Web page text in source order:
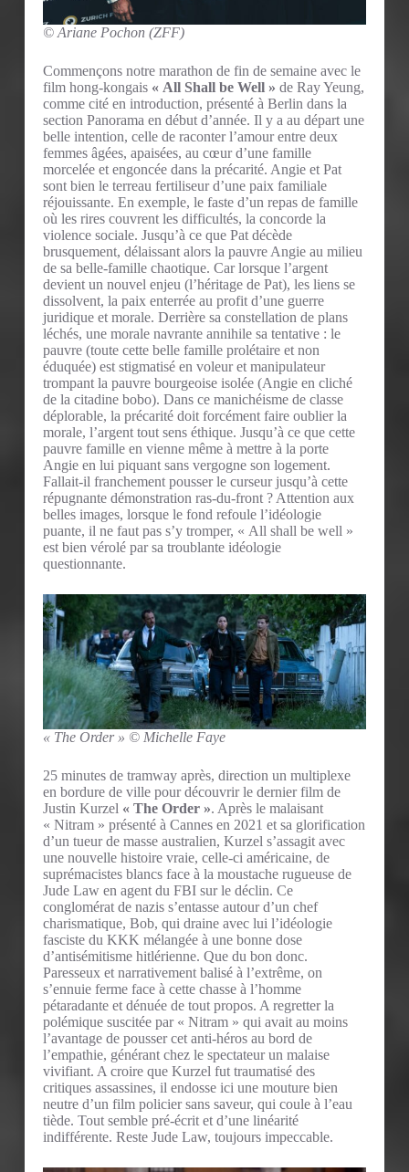
© Ariane Pochon (ZFF)
Commençons notre marathon de fin de semaine avec le
film hong-kongais « All Shall be Well » de Ray Yeung,
comme cité en introduction, présenté à Berlin dans la
section Panorama en début d’année. Il y a au départ une
belle intention, celle de raconter l’amour entre deux
femmes âgées, apaisées, au cœur d’une famille
morcelée et engoncée dans la précarité. Angie et Pat
sont bien le terreau fertiliseur d’une paix familiale
réjouissante. En exemple, le faste d’un repas de famille
où les rires couvrent les difficultés, la concorde la
violence sociale. Jusqu’à ce que Pat décède
brusquement, délaissant alors la pauvre Angie au milieu
de sa belle-famille chaotique. Car lorsque l’argent
devient un nouvel enjeu (l’héritage de Pat), les liens se
dissolvent, la paix enterrée au profit d’une guerre
juridique et morale. Derrière sa constellation de plans
léchés, une morale navrante annihile sa tentative : le
pauvre (toute cette belle famille prolétaire et non
éduquée) est stigmatisé en voleur et manipulateur
trompant la pauvre bourgeoise isolée (Angie en cliché
de la citadine bobo). Dans ce manichéisme de classe
déplorable, la précarité doit forcément faire oublier la
morale, l’argent tout sens éthique. Jusqu’à ce que cette
pauvre famille en vienne même à mettre à la porte
Angie en lui piquant sans vergogne son logement.
Fallait-il franchement pousser le curseur jusqu’à cette
répugnante démonstration ras-du-front ? Attention aux
belles images, lorsque le fond refoule l’idéologie
puante, il ne faut pas s’y tromper, « All shall be well »
est bien vérolé par sa troublante idéologie
questionnante.
« The Order » © Michelle Faye
25 minutes de tramway après, direction un multiplexe
en bordure de ville pour découvrir le dernier film de
Justin Kurzel « The Order ». Après le malaisant
« Nitram » présenté à Cannes en 2021 et sa glorification
d’un tueur de masse australien, Kurzel s’assagit avec
une nouvelle histoire vraie, celle-ci américaine, de
suprémacistes blancs face à la moustache rugueuse de
Jude Law en agent du FBI sur le déclin. Ce
conglomérat de nazis s’entasse autour d’un chef
charismatique, Bob, qui draine avec lui l’idéologie
fasciste du KKK mélangée à une bonne dose
d’antisémitisme hitlérienne. Que du bon donc.
Paresseux et narrativement balisé à l’extrême, on
s’ennuie ferme face à cette chasse à l’homme
pétaradante et dénuée de tout propos. A regretter la
polémique suscitée par « Nitram » qui avait au moins
l’avantage de pousser cet anti-héros au bord de
l’empathie, générant chez le spectateur un malaise
vivifiant. A croire que Kurzel fut traumatisé des
critiques assassines, il endosse ici une mouture bien
neutre d’un film policier sans saveur, qui coule à l’eau
tiède. Tout semble pré-écrit et d’une linéarité
indifférente. Reste Jude Law, toujours impeccable.